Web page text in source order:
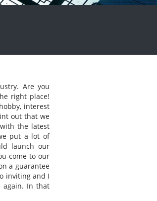
Are you
right place!
interest
out that we
the latest
put a lot of
launch our
come to our
a guarantee
inviting and I
again. In that